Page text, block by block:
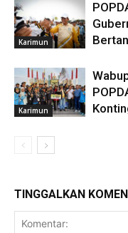
Karimun
Karimun
TINGGALKAN